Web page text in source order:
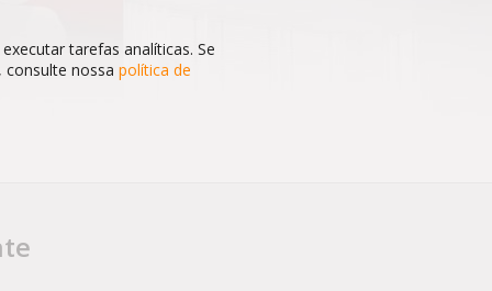
tarefas analíticas. Se
nossa política de